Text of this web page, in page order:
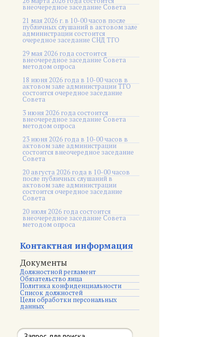
внеочередное заседание Совета
21 мая 2026 г. в 10-00 часов после
публичных слушаний в актовом зале
администрации состоится
очередное заседание СНД ТГО
29 мая 2026 года состоится
внеочередное заседание Совета
методом опроса
18 июня 2026 года в 10-00 часов в
актовом зале администрации ТГО
состоится очередное заседание
Совета
3 июня 2026 года состоится
внеочередное заседание Совета
методом опроса
23 июня 2026 года в 10-00 часов в
актовом зале администрации
состоится внеочередное заседание
Совета
20 августа 2026 года в 10-00 часов
после публичных слушаний в
актовом зале администрации
состоится очередное заседание
Совета
20 июля 2026 года состоится
внеочередное заседание Совета
методом опроса
Контактная информация
Документы
Должностной регламент
Обязательство лица
Политика конфиденциальности
Список должностей
Цели обработки персональных
данных